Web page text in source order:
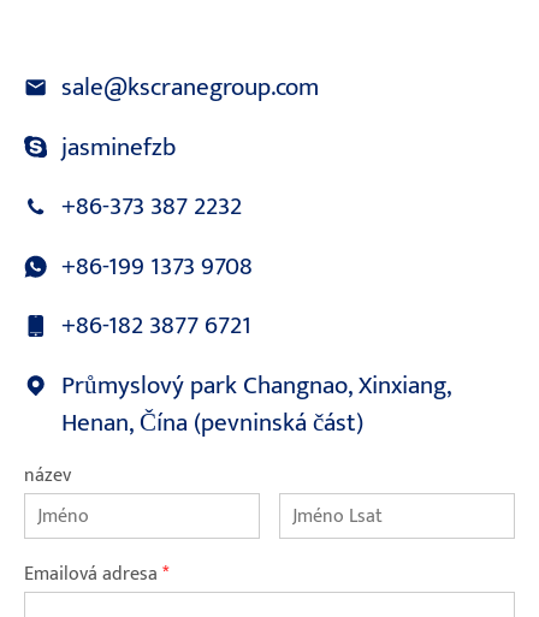
sale@kscranegroup.com
jasminefzb
+86-373 387 2232
+86-199 1373 9708
+86-182 3877 6721
Průmyslový park Changnao, Xinxiang,
Henan, Čína (pevninská část)
název
Emailová adresa*